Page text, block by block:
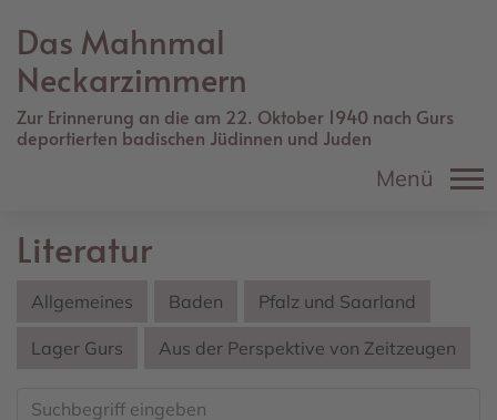
zum
Inhalt
Das Mahnmal
Neckarzimmern
Zur Erinnerung an die am 22. Oktober 1940 nach Gurs
deportierten badischen Jüdinnen und Juden
Menü
Literatur
Allgemeines Baden Pfalz und Saarland
Lager Gurs Aus der Perspektive von Zeitzeugen